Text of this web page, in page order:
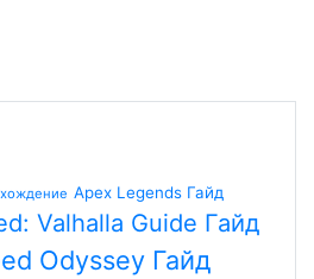
Apex Legends Гайд
Valhalla Guide Гайд
Odyssey Гайд